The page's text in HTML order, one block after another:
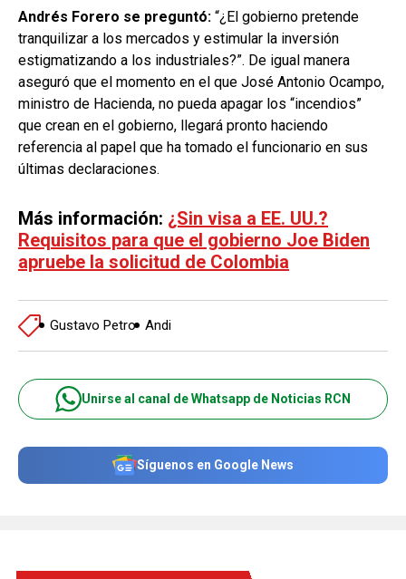
Andrés Forero se preguntó: “¿El gobierno pretende
tranquilizar a los mercados y estimular la inversión
estigmatizando a los industriales?”. De igual manera
aseguró que el momento en el que José Antonio Ocampo,
ministro de Hacienda, no pueda apagar los “incendios”
que crean en el gobierno, llegará pronto haciendo
referencia al papel que ha tomado el funcionario en sus
últimas declaraciones.
Más información: ¿Sin visa a EE. UU.?
Requisitos para que el gobierno Joe Biden
apruebe la solicitud de Colombia
Gustavo Petro Andi
Unirse al canal de Whatsapp de Noticias RCN
Síguenos en Google News